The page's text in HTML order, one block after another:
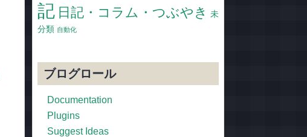
記 日記・コラム・つぶやき 未
分類 自動化
ブログロール
Documentation
Plugins
Suggest Ideas